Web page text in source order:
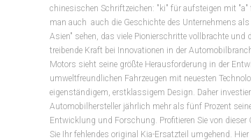
chinesischen Schriftzeichen: "ki" für aufsteigen mit "a"
man auch auch die Geschichte des Unternehmens
Asien" sehen, das viele Pionierschritte vollbrachte und
treibende Kraft bei Innovationen in der
Motors sieht seine größte Herausforderung in der
umweltfreundlichen Fahrzeugen mit neuesten
eigenständigem, erstklassigem Design. Daher
Automobilhersteller jährlich mehr als fünf Prozent
Entwicklung und Forschung. Profitieren Sie von dieser
Sie Ihr fehlendes original Kia-Ersatzteil umgehend.